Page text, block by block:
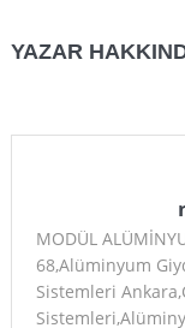
YAZAR
MODÜL
68,Alüminyum
Sistemleri